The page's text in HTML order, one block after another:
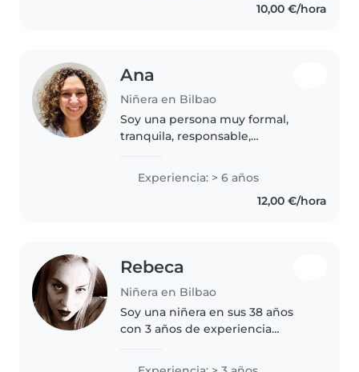
10,00 €/hora
Ana
Niñera en Bilbao
Soy una persona muy formal,
tranquila, responsable,
educada y conocedora de las
necesidades y cuidados de los
niños, siempre bajo la tutela y
Experiencia: > 6 años
12,00 €/hora
Rebeca
Niñera en Bilbao
Soy una niñera en sus 38 años
con 3 años de experiencia
pequeños. Soy responsable,